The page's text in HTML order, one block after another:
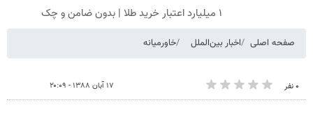
۱ میلیارد اعتبار خرید طلا | بدون ضامن و چک
صفحه اصلی اخبار بین‌الملل خاورمیانه
۰ نفر ۱۷ آبان ۱۳۸۸ - ۲۰:۰۹